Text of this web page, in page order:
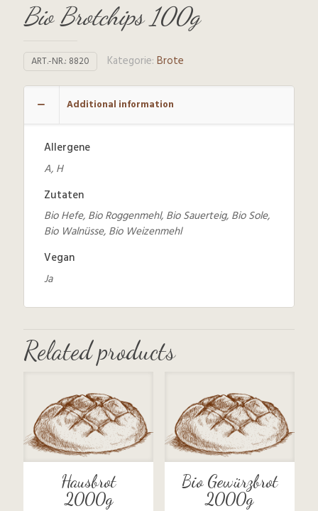
Bio Brotchips 100g
ART.-NR.: 8820 Kategorie: Brote
Additional information
Allergene
A, H
Zutaten
Bio Hefe, Bio Roggenmehl, Bio Sauerteig, Bio Sole,
Bio Walnüsse, Bio Weizenmehl
Vegan
Ja
Related products
Hausbrot
2000g
Bio Gewürzbrot
2000g